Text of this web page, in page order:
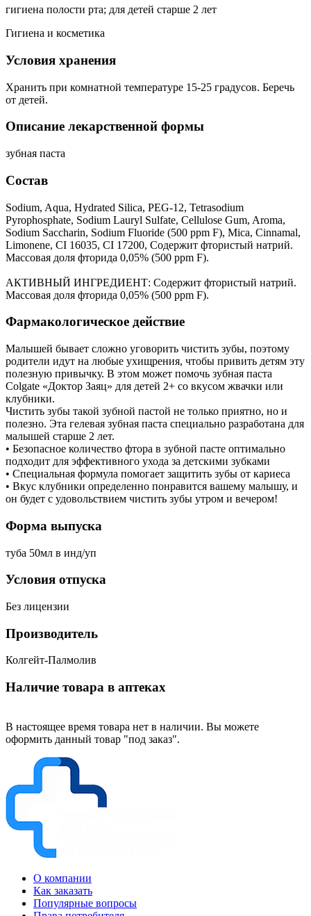
гигиена полости рта; для детей старше 2 лет
Гигиена и косметика
Условия хранения
Хранить при комнатной температуре 15-25 градусов. Беречь
от детей.
Описание лекарственной формы
зубная паста
Состав
Sodium, Aqua, Hydrated Silica, PEG-12, Tetrasodium
Pyrophosphate, Sodium Lauryl Sulfate, Cellulose Gum, Aroma,
Sodium Saccharin, Sodium Fluoride (500 ppm F), Mica, Cinnamal,
Limonene, CI 16035, CI 17200, Содержит фтористый натрий.
Массовая доля фторида 0,05% (500 ppm F).
АКТИВНЫЙ ИНГРЕДИЕНТ: Содержит фтористый натрий.
Массовая доля фторида 0,05% (500 ppm F).
Фармакологическое действие
Малышей бывает сложно уговорить чистить зубы, поэтому
родители идут на любые ухищрения, чтобы привить детям эту
полезную привычку. В этом может помочь зубная паста
Colgate «Доктор Заяц» для детей 2+ со вкусом жвачки или
клубники.
Чистить зубы такой зубной пастой не только приятно, но и
полезно. Эта гелевая зубная паста специально разработана для
малышей старше 2 лет.
• Безопасное количество фтора в зубной пасте оптимально
подходит для эффективного ухода за детскими зубками
• Специальная формула помогает защитить зубы от кариеса
• Вкус клубники определенно понравится вашему малышу, и
он будет с удовольствием чистить зубы утром и вечером!
Форма выпуска
туба 50мл в инд/уп
Условия отпуска
Без лицензии
Производитель
Колгейт-Палмолив
Наличие товара в аптеках
В настоящее время товара нет в наличии. Вы можете
оформить данный товар "под заказ".
О компании
Как заказать
Популярные вопросы